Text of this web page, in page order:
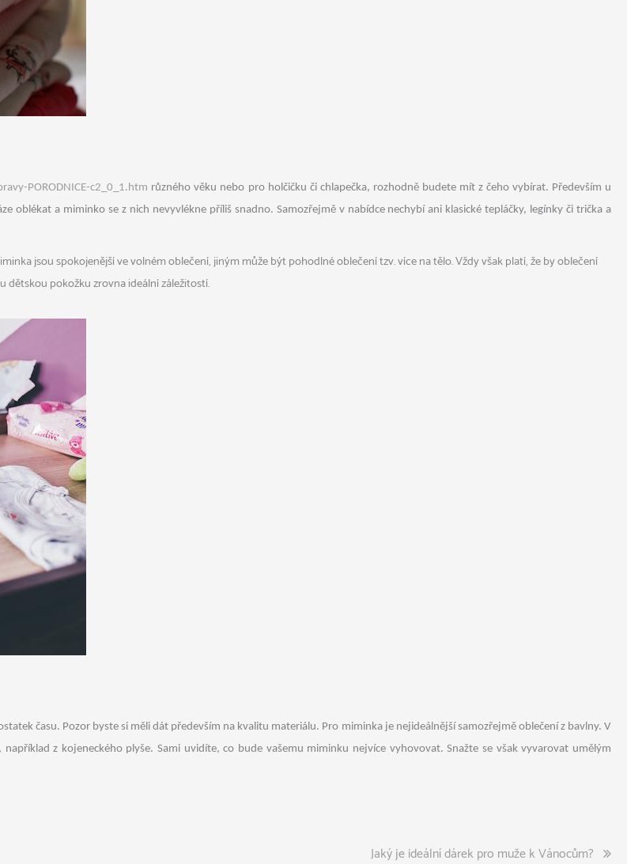
PORODNICE-c2_0_1.htm různého věku nebo pro holčičku či chlapečka, rozhodně budete mít z čeho vybírat. Především u
oblékat a miminko se z nich nevyvlékne příliš snadno. Samozřejmě v nabídce nechybí ani klasické tepláčky, legínky či trička a
jsou spokojenější ve volném oblečení, jiným může být pohodlné oblečení tzv. více na tělo. Vždy však platí, že by oblečení
pokožku zrovna ideální záležitostí.
času. Pozor byste si měli dát především na kvalitu materiálu. Pro miminka je nejideálnější samozřejmě oblečení z bavlny. V
z kojeneckého plyše. Sami uvidíte, co bude vašemu miminku nejvíce vyhovovat. Snažte se však vyvarovat umělým
Jaký je ideální dárek pro muže k Vánocům?